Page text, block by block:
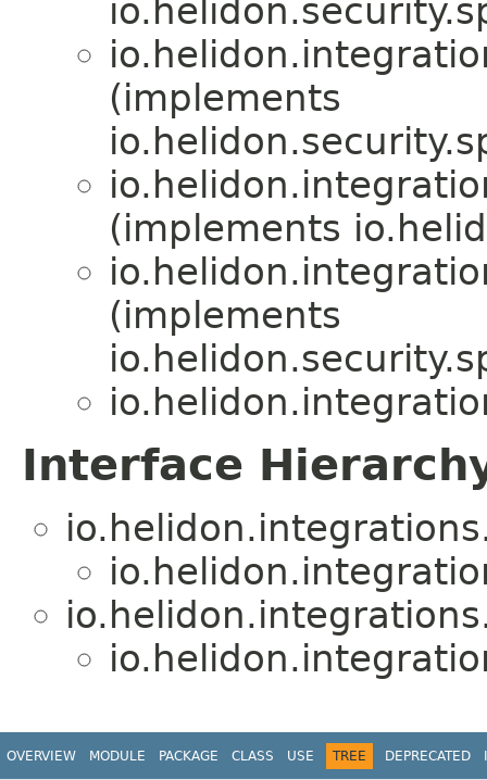
(implements
(implements
(implements
Interface
OVERVIEW MODULE PACKAGE CLASS USE TREE DEPRECATED